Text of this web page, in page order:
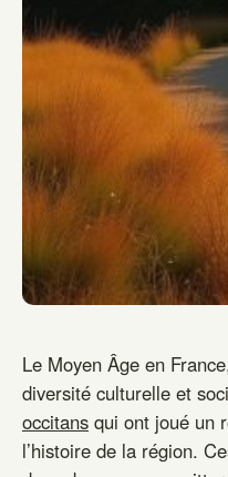
Le Moyen Âge en
diversité culturelle et
occitans qui ont joué un
l’histoire de la région.